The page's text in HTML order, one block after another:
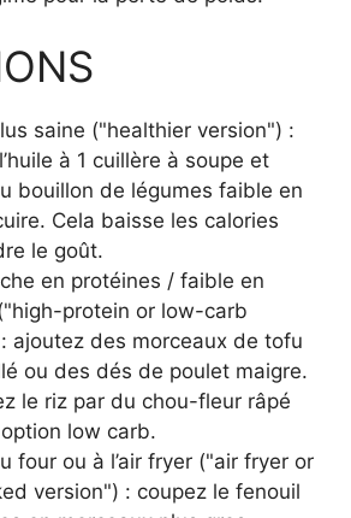
saine ("healthier version") :
à 1 cuillère à soupe et
bouillon de légumes faible en
Cela baisse les calories
le goût.
en protéines / faible en
protein or low-carb
ajoutez des morceaux de tofu
ou des dés de poulet maigre.
le riz par du chou-fleur râpé
low carb.
four ou à l’air fryer ("air fryer or
version") : coupez le fenouil